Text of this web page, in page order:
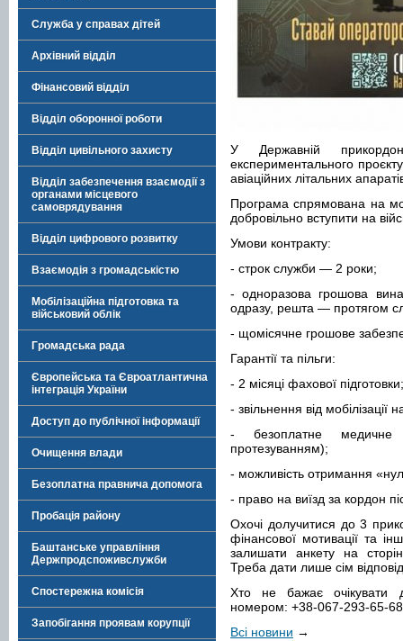
Служба у справах дітей
Архівний відділ
Фінансовий відділ
Відділ оборонної роботи
Відділ цивільного захисту
Відділ забезпечення взаємодії з
органами місцевого
самоврядування
Відділ цифрового розвитку
Взаємодія з громадськістю
Мобілізаційна підготовка та
військовий облік
Громадська рада
Європейська та Євроатлантична
інтеграція України
Доступ до публічної інформації
Очищення влади
Безоплатна правнича допомога
Пробація району
Баштанське управління
Держпродспоживслужби
Спостережна комісія
Запобігання проявам корупції
У Державній
експериментального
авіаційних літальних
Програма спрямована на
добровільно вступити на
Умови контракту:
- строк служби — 2 роки;
- одноразова грошова
одразу, решта — протягом
- щомісячне грошове
Гарантії та пільги:
- 2 місяці фахової підготовки;
- звільнення від мобілізації
- безоплатне медичне
протезуванням);
- можливість отримання
- право на виїзд за кордон
Охочі долучитися до 3
фінансової мотивації та
залишати анкету на
Треба дати лише сім
Хто не бажає очікувати
номером: +38-067-293-65-
Всі новини →